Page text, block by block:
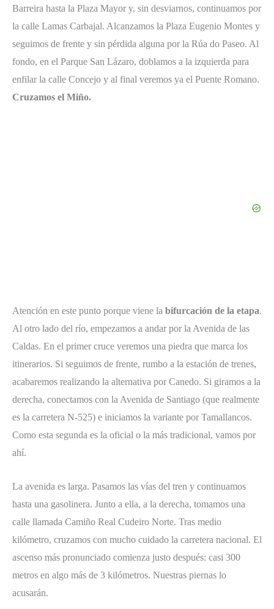
Barreira hasta la Plaza Mayor y, sin desviarnos, continuamos por
la calle Lamas Carbajal. Alcanzamos la Plaza Eugenio Montes y
seguimos de frente y sin pérdida alguna por la Rúa do Paseo. Al
fondo, en el Parque San Lázaro, doblamos a la izquierda para
enfilar la calle Concejo y al final veremos ya el Puente Romano.
Cruzamos el Miño.
Atención en este punto porque viene la bifurcación de la etapa.
Al otro lado del río, empezamos a andar por la Avenida de las
Caldas. En el primer cruce veremos una piedra que marca los
itinerarios. Si seguimos de frente, rumbo a la estación de trenes,
acabaremos realizando la alternativa por Canedo. Si giramos a la
derecha, conectamos con la Avenida de Santiago (que realmente
es la carretera N-525) e iniciamos la variante por Tamallancos.
Como esta segunda es la oficial o la más tradicional, vamos por
ahí.
La avenida es larga. Pasamos las vías del tren y continuamos
hasta una gasolinera. Junto a ella, a la derecha, tomamos una
calle llamada Camiño Real Cudeiro Norte. Tras medio
kilómetro, cruzamos con mucho cuidado la carretera nacional. El
ascenso más pronunciado comienza justo después: casi 300
metros en algo más de 3 kilómetros. Nuestras piernas lo
acusarán.